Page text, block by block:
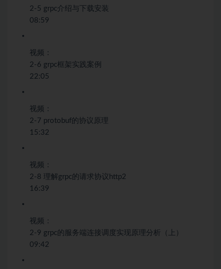
2-5 grpc介绍与下载安装
08:59
视频：
2-6 grpc框架实践案例
22:05
视频：
2-7 protobuf的协议原理
15:32
视频：
2-8 理解grpc的请求协议http2
16:39
视频：
2-9 grpc的服务端连接调度实现原理分析（上）
09:42